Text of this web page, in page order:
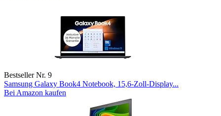
Bestseller Nr. 9
Samsung Galaxy Book4 Notebook, 15,6-Zoll-Display...
Bei Amazon kaufen